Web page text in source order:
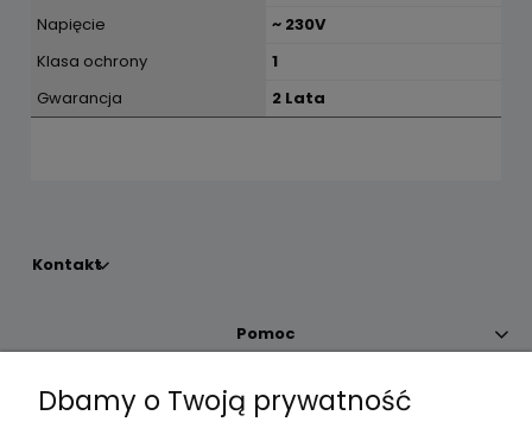
Napięcie
~ 230V
Klasa ochrony
1
Gwarancja
2 Lata
Kontakt
Pomoc
Moje konto
Dbamy o Twoją prywatność